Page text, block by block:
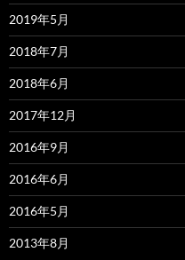
2019年5月
2018年7月
2018年6月
2017年12月
2016年9月
2016年6月
2016年5月
2013年8月